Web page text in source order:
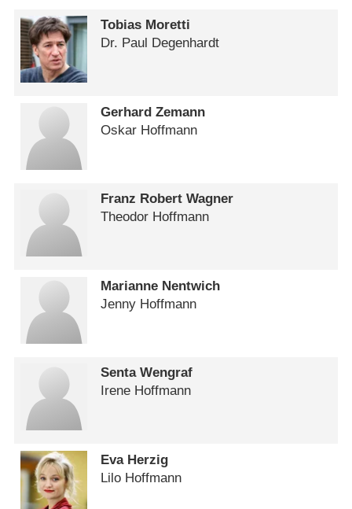
Tobias Moretti
Dr. Paul Degenhardt
Gerhard Zemann
Oskar Hoffmann
Franz Robert Wagner
Theodor Hoffmann
Marianne Nentwich
Jenny Hoffmann
Senta Wengraf
Irene Hoffmann
Eva Herzig
Lilo Hoffmann